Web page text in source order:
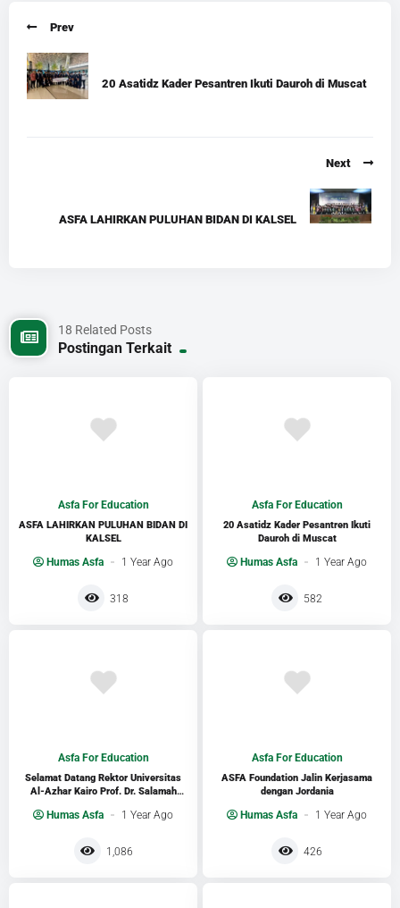
Prev
20 Asatidz Kader Pesantren Ikuti Dauroh di Muscat
Next
ASFA LAHIRKAN PULUHAN BIDAN DI KALSEL
18 Related Posts
Postingan Terkait
Asfa For Education
ASFA LAHIRKAN PULUHAN BIDAN DI
KALSEL
Humas Asfa
1 Year Ago
318
Asfa For Education
20 Asatidz Kader Pesantren Ikuti
Dauroh di Muscat
Humas Asfa
1 Year Ago
582
Asfa For Education
Selamat Datang Rektor Universitas
Al-Azhar Kairo Prof. Dr. Salamah
Humas Asfa
1 Year Ago
1,086
Asfa For Education
ASFA Foundation Jalin Kerjasama
dengan Jordania
Humas Asfa
1 Year Ago
426